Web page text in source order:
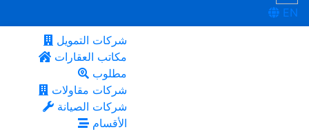
EN
شركات التمويل
مكاتب العقارات
مطلوب
شركات مقاولات
شركات الصيانة
الأقسام